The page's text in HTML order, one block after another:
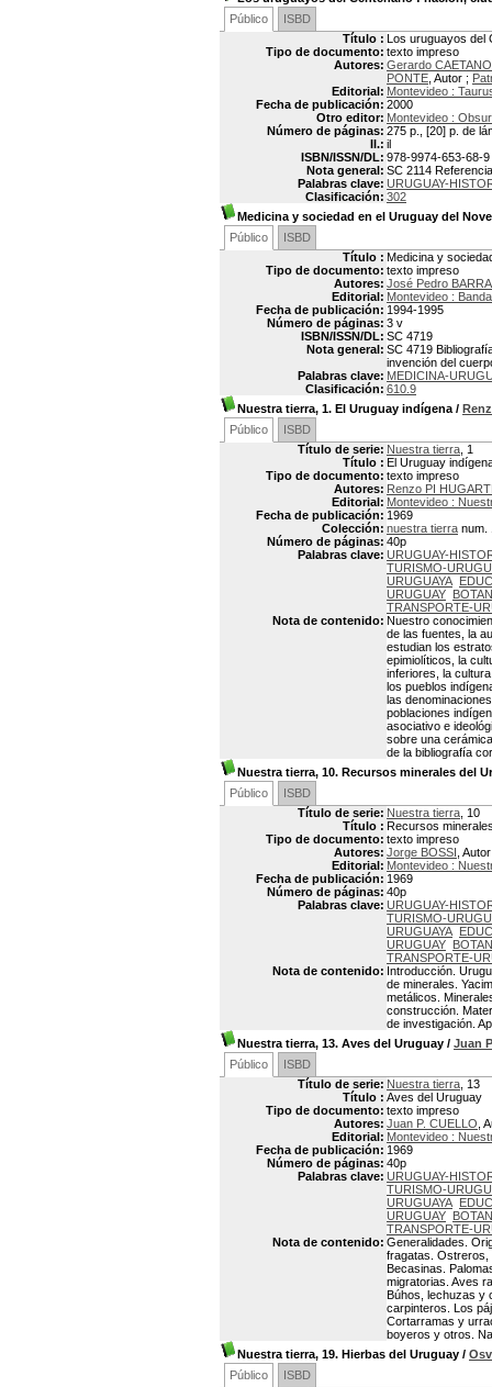
Público
ISBD
Título : Los uruguayos del
Tipo de documento: texto impreso
Autores: Gerardo
PONTE , Autor ;
Editorial: Montevideo :
Fecha de publicación: 2000
Otro editor: Montevideo : Obsur
Número de páginas: 275 p., [20] p. de
Il.: il
ISBN/ISSN/DL: 978-9974-653-68-9
Nota general: SC 2114
Palabras clave: URUGUAY-
Clasificación: 302
Medicina y sociedad en el Uruguay del
Público
ISBD
Título : Medicina y
Tipo de documento: texto impreso
Autores: José Pedro
Editorial: Montevideo :
Fecha de publicación: 1994-1995
Número de páginas: 3 v
ISBN/ISSN/DL: SC 4719
Nota general: SC 4719
invención del
Palabras clave: MEDICINA-
Clasificación: 610.9
Nuestra tierra, 1. El Uruguay indígena /
Público
ISBD
Título de serie: Nuestra tierra , 1
Título : El Uruguay
Tipo de documento: texto impreso
Autores: Renzo PI
Editorial: Montevideo :
Fecha de publicación: 1969
Colección: nuestra tierra num.
Número de páginas: 40p
Palabras clave: URUGUAY-
TURISMO-
URUGUAYA
URUGUAY
TRANSPORTE-
Nota de contenido: Nuestro
de las fuentes, la
estudian los
epimiolíticos, la
inferiores, la
los pueblos
las
poblaciones
asociativo e
sobre una
de la bibliografía
Nuestra tierra, 10. Recursos minerales del
Público
ISBD
Título de serie: Nuestra tierra , 10
Título : Recursos
Tipo de documento: texto impreso
Autores: Jorge BOSSI , Autor
Editorial: Montevideo :
Fecha de publicación: 1969
Número de páginas: 40p
Palabras clave: URUGUAY-
TURISMO-
URUGUAYA
URUGUAY
TRANSPORTE-
Nota de contenido: Introducción.
de minerales.
metálicos.
construcción.
de investigación.
Nuestra tierra, 13. Aves del Uruguay / Juan
Público
ISBD
Título de serie: Nuestra tierra , 13
Título : Aves del Uruguay
Tipo de documento: texto impreso
Autores: Juan P. CUELLO ,
Editorial: Montevideo :
Fecha de publicación: 1969
Número de páginas: 40p
Palabras clave: URUGUAY-
TURISMO-
URUGUAYA
URUGUAY
TRANSPORTE-
Nota de contenido: Generalidades.
fragatas. Ostreros,
Becasinas.
migratorias. Aves
Búhos, lechuzas y
carpinteros. Los
Cortarramas y
boyeros y otros.
Nuestra tierra, 19. Hierbas del Uruguay /
Público
ISBD